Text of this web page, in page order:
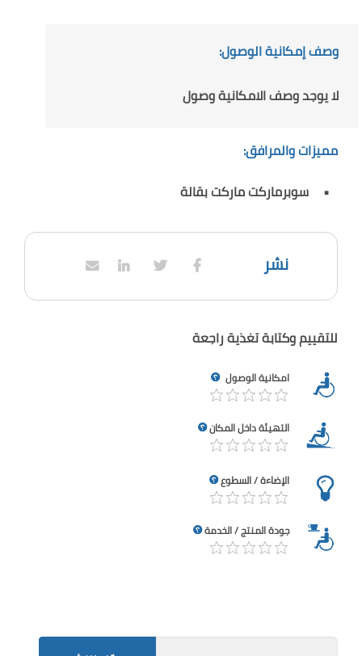
وصف إمكانية الوصول:
لا يوجد وصف الامكانية وصول
مميزات والمرافق:
سوبرماركت ماركت بقالة
نشر
للتقييم وكتابة تغذية راجعة
امكانية الوصول
التهيئة داخل المكان
الإضاءة / السطوع
جودة المنتج / الخدمة